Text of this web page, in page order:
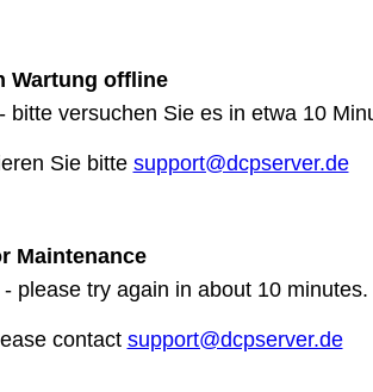
Wartung offline
versuchen Sie es in etwa 10
Sie bitte support@dcpserver.de
Maintenance
please try again in about 10 minutes.
contact support@dcpserver.de